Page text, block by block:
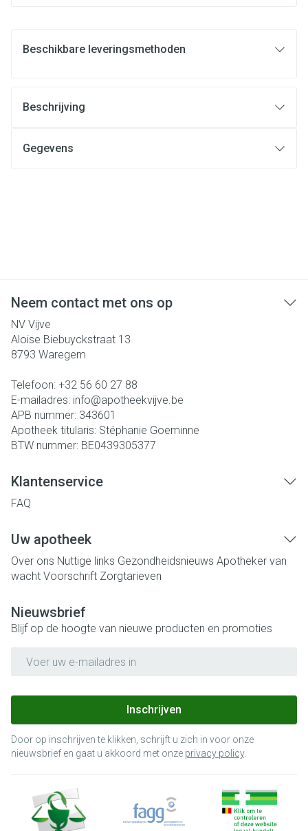
Beschikbare leveringsmethoden
Beschrijving
Gegevens
Neem contact met ons op
NV Vijve
Aloise Biebuyckstraat 13
8793 Waregem
Telefoon: +32 56 60 27 88
E-mailadres: info@apotheekvijve.be
APB nummer: 343601
Apotheek titularis: Stéphanie Goeminne
BTW nummer: BE0439305377
Klantenservice
FAQ
Uw apotheek
Over ons Nuttige links Gezondheidsnieuws Apotheker van
wacht Voorschrift Zorgtarieven
Nieuwsbrief
Blijf op de hoogte van nieuwe producten en promoties
Inschrijven
Door op inschrijven te klikken, schrijft u zich in voor onze
nieuwsbrief en gaat u akkoord met onze privacy policy.